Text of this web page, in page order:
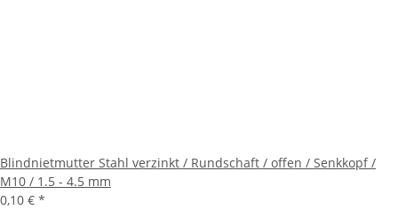
Blindnietmutter Stahl verzinkt / Rundschaft / offen / Senkkopf /
M10 / 1.5 - 4.5 mm
0,10 € *